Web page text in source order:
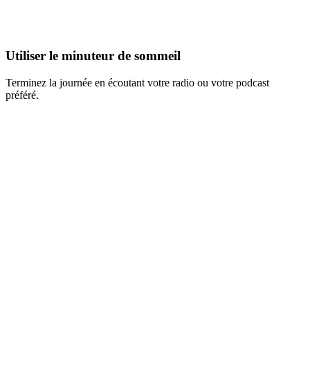
Utiliser le minuteur de sommeil
Terminez la journée en écoutant votre radio ou votre podcast
préféré.